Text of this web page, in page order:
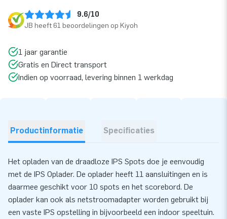
9.6/10
JB heeft 61 beoordelingen op Kiyoh
1 jaar garantie
Gratis en Direct transport
Indien op voorraad, levering binnen 1 werkdag
Productinformatie Specificaties
Het opladen van de draadloze IPS Spots doe je eenvoudig
met de IPS Oplader. De oplader heeft 11 aansluitingen en is
daarmee geschikt voor 10 spots en het scorebord. De
oplader kan ook als netstroomadapter worden gebruikt bij
een vaste IPS opstelling in bijvoorbeeld een indoor speeltuin.